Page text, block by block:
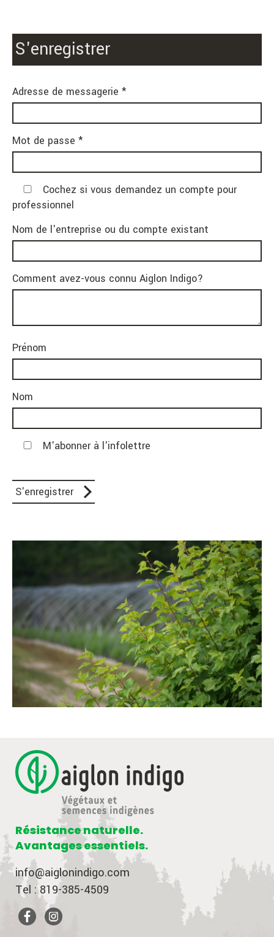
S'enregistrer
Adresse de messagerie *
Mot de passe *
Cochez si vous demandez un compte pour
professionnel
Nom de l'entreprise ou du compte existant
Comment avez-vous connu Aiglon Indigo?
Prénom
Nom
M'abonner à l'infolettre
Résistance naturelle.
Avantages essentiels.
info@aiglonindigo.com
Tel : 819-385-4509